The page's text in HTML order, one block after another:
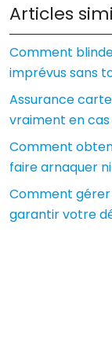
Articles
Comment
imprévus sans
Assurance
vraiment en
Comment
faire arnaquer
Comment
garantir votre